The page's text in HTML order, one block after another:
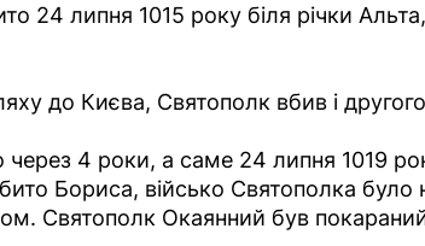
24 липня 1015 року біля річки
до Києва, Святополк вбив і
через 4 роки, а саме 24 липня 1019
Бориса, військо Святополка
Святополк Окаянний був